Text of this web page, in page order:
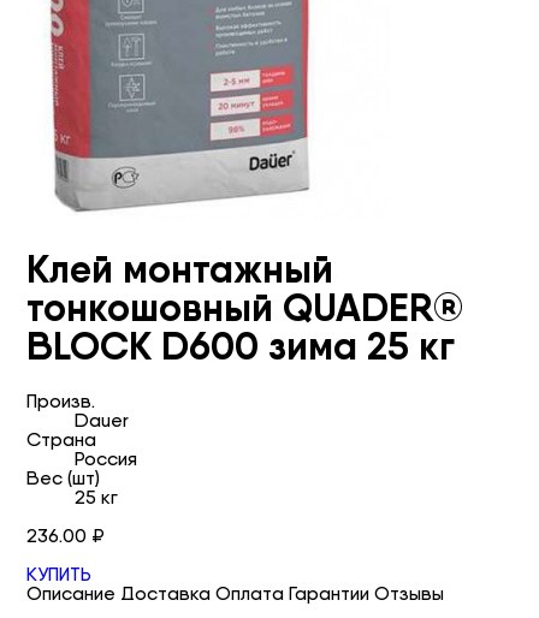
Клей монтажный
тонкошовный QUADER®
BLOCK D600 зима 25 кг
Произв.
Dauer
Страна
Россия
Вес (шт)
25 кг
236.00 ₽
КУПИТЬ
Описание Доставка Оплата Гарантии Отзывы